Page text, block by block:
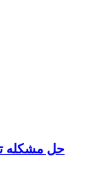
حل مشكله